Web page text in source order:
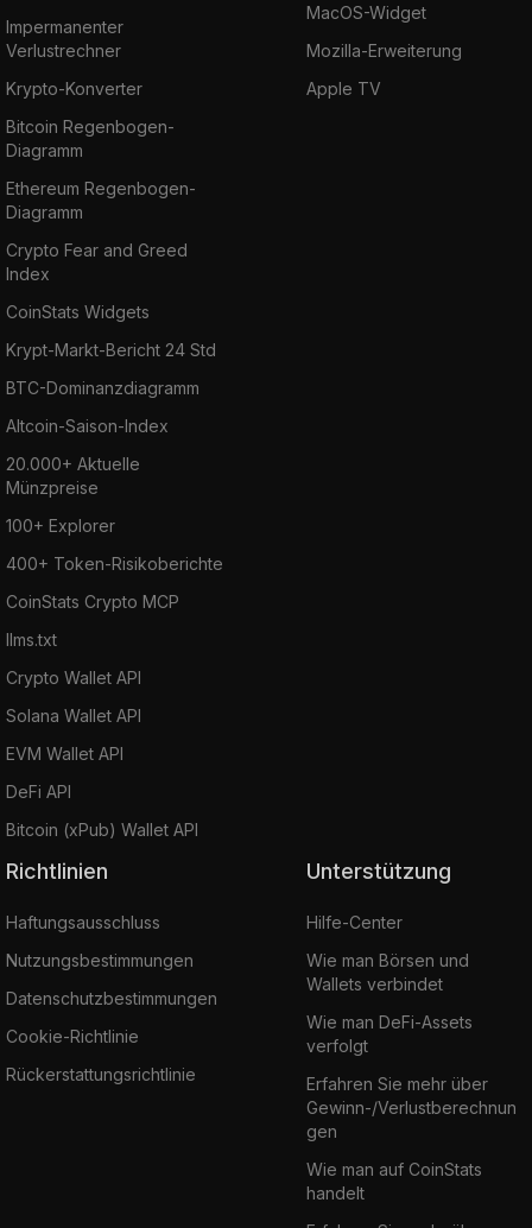
Impermanenter
Verlustrechner
Krypto-Konverter
Bitcoin Regenbogen-
Diagramm
Ethereum Regenbogen-
Diagramm
Crypto Fear and Greed
Index
CoinStats Widgets
Krypt-Markt-Bericht 24 Std
BTC-Dominanzdiagramm
Altcoin-Saison-Index
20.000+ Aktuelle
Münzpreise
100+ Explorer
400+ Token-Risikoberichte
CoinStats Crypto MCP
llms.txt
Crypto Wallet API
Solana Wallet API
EVM Wallet API
DeFi API
Bitcoin (xPub) Wallet API
MacOS-Widget
Mozilla-Erweiterung
Apple TV
Richtlinien
Haftungsausschluss
Nutzungsbestimmungen
Datenschutzbestimmungen
Cookie-Richtlinie
Rückerstattungsrichtlinie
Unterstützung
Hilfe-Center
Wie man Börsen und
Wallets verbindet
Wie man DeFi-Assets
verfolgt
Erfahren Sie mehr über
Gewinn-/Verlustberechnun
gen
Wie man auf CoinStats
handelt